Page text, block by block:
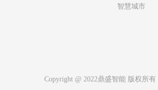
智慧城市
Copyright @ 2022鼎盛智能 版权所有